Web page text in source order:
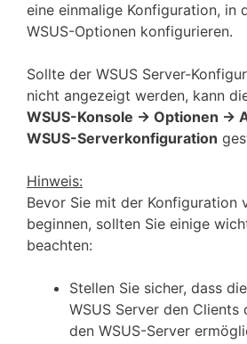
eine einmalige Konfiguration, in
WSUS-Optionen konfigurieren.
Sollte der WSUS Server-
nicht angezeigt werden, kann
WSUS-Konsole -> Optionen ->
WSUS-Serverkonfiguration
Hinweis:
Bevor Sie mit der Konfiguration
beginnen, sollten Sie einige
beachten:
Stellen Sie sicher, dass
WSUS Server den
den WSUS-Server